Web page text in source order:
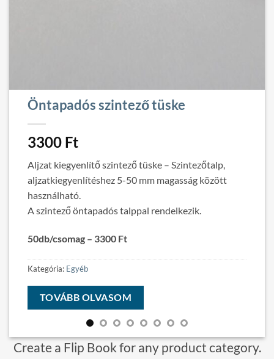
Öntapadós szintező tüske
3300 Ft
Aljzat kiegyenlítő szintező tüske – Szintezőtalp,
aljzatkiegyenlítéshez 5-50 mm magasság között
használható.
A szintező öntapadós talppal rendelkezik.
50db/csomag – 3300 Ft
Kategória: Egyéb
TOVÁBB OLVASOM
Create a Flip Book for any product category.